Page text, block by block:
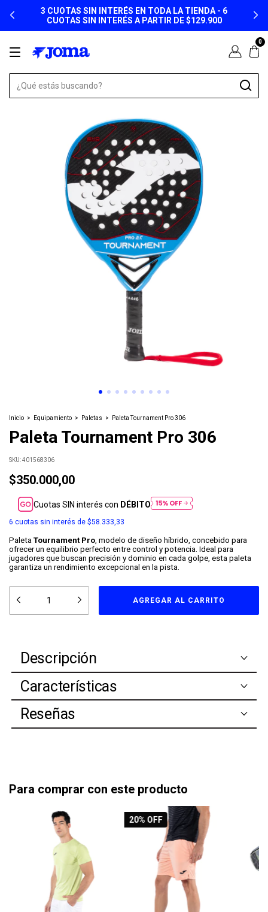
3 CUOTAS SIN INTERÉS EN TODA LA TIENDA - 6
CUOTAS SIN INTERÉS A PARTIR DE $129.900
0
Inicio > Equipamiento > Paletas > Paleta Tournament Pro 306
Paleta Tournament Pro 306
SKU:401568306
$350.000,00
Cuotas SIN interés con DÉBITO
6 cuotas sin interés de $58.333,33
Paleta Tournament Pro, modelo de diseño híbrido, concebido para
ofrecer un equilibrio perfecto entre control y potencia. Ideal para
jugadores que buscan precisión y dominio en cada golpe, esta paleta
garantiza un rendimiento excepcional en la pista.
Descripción
Características
Reseñas
Para comprar con este producto
20% OFF